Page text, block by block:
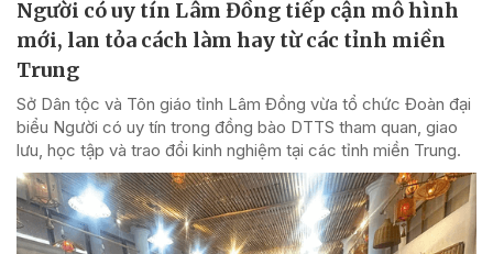
Người có uy tín Lâm Đồng tiếp cận mô hình
mới, lan tỏa cách làm hay từ các tỉnh miền
Trung
Sở Dân tộc và Tôn giáo tỉnh Lâm Đồng vừa tổ chức Đoàn đại
biểu Người có uy tín trong đồng bào DTTS tham quan, giao
lưu, học tập và trao đổi kinh nghiệm tại các tỉnh miền Trung.